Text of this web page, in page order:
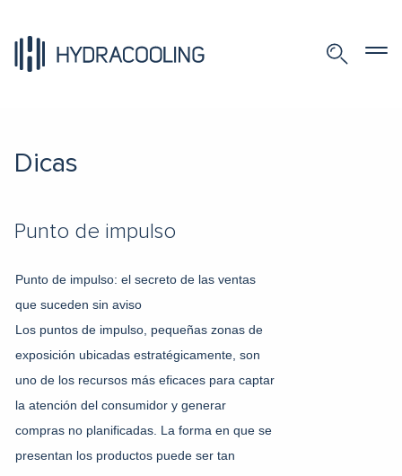
Dicas
Punto de impulso
Punto de impulso: el secreto de las ventas
que suceden sin aviso
Los puntos de impulso, pequeñas zonas de
exposición ubicadas estratégicamente, son
uno de los recursos más eficaces para captar
la atención del consumidor y generar
compras no planificadas. La forma en que se
presentan los productos puede ser tan